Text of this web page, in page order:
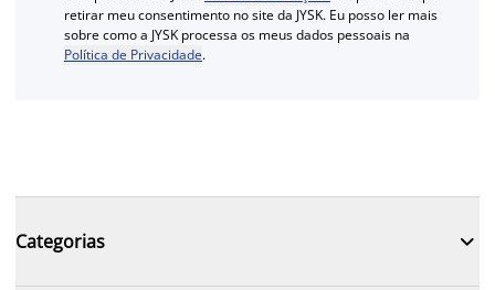
retirar meu consentimento no site da JYSK. Eu posso ler mais
sobre como a JYSK processa os meus dados pessoais na
Política de Privacidade.
Categorias 